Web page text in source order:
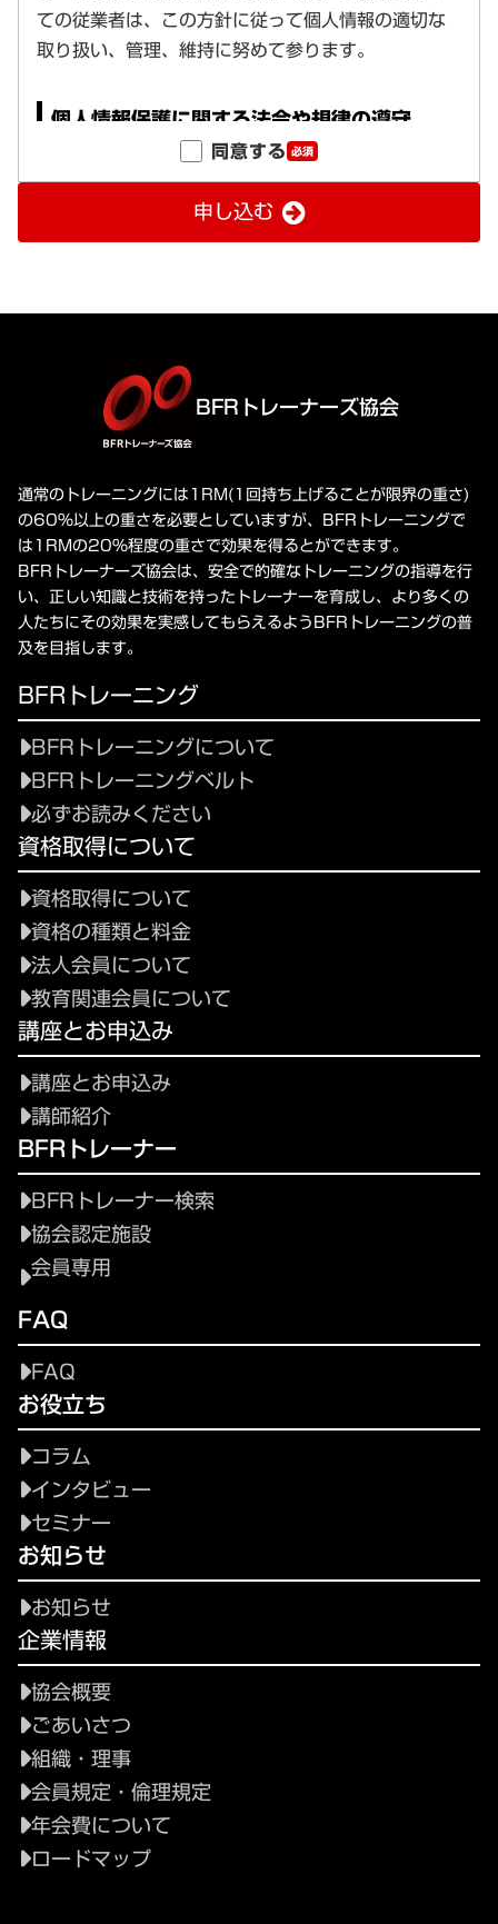
同意する 必須
申し込む
BFRトレーナーズ協会
通常のトレーニングには1RM(1回持ち上げることが限界の重さ)
の60%以上の重さを必要としていますが、BFRトレーニングで
は1RMの20%程度の重さで効果を得るとができます。
BFRトレーナーズ協会は、安全で的確なトレーニングの指導を行
い、正しい知識と技術を持ったトレーナーを育成し、より多くの
人たちにその効果を実感してもらえるようBFRトレーニングの普
及を目指します。
BFRトレーニング
BFRトレーニングについて
BFRトレーニングベルト
必ずお読みください
資格取得について
資格取得について
資格の種類と料金
法人会員について
教育関連会員について
講座とお申込み
講座とお申込み
講師紹介
BFRトレーナー
BFRトレーナー検索
協会認定施設
会員専用
FAQ
FAQ
お役立ち
コラム
インタビュー
セミナー
お知らせ
お知らせ
企業情報
協会概要
ごあいさつ
組織・理事
会員規定・倫理規定
年会費について
ロードマップ